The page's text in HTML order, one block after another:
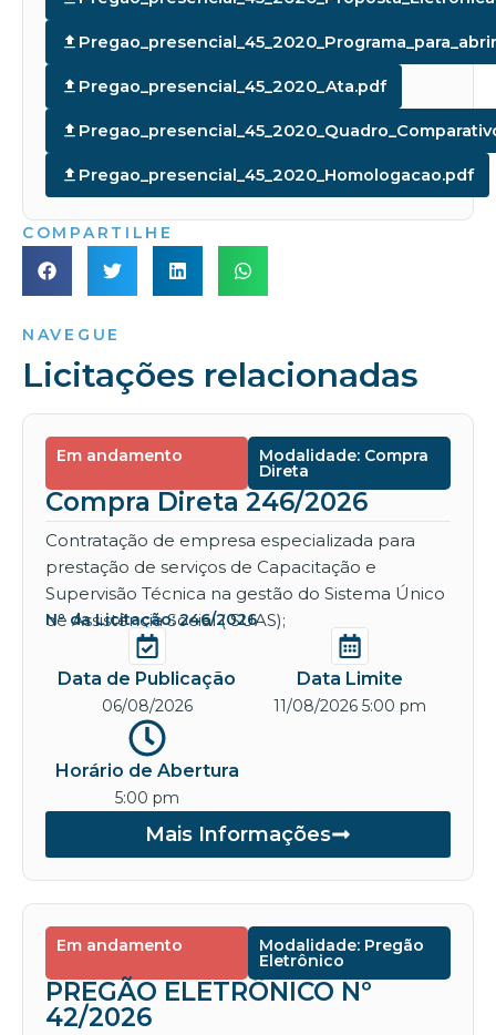
Pregao_presencial_45_2020_Ata.pdf
Pregao_presencial_45_2020_Homologacao.pdf
COMPARTILHE
NAVEGUE
Licitações relacionadas
Em andamento Modalidade: Compra
Direta
Compra Direta 246/2026
Contratação de empresa especializada para
prestação de serviços de Capacitação e
Supervisão Técnica na gestão do Sistema Único
de Assistência Social ( SUAS);
Nº da Licitação: 246/2026
Data de Publicação
06/08/2026
Data Limite
11/08/2026 5:00 pm
Horário de Abertura
5:00 pm
Mais Informações
Em andamento Modalidade: Pregão
Eletrônico
PREGÃO ELETRÔNICO Nº
42/2026